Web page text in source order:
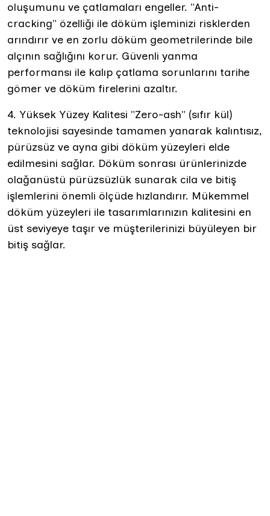
oluşumunu ve çatlamaları engeller. "Anti-
cracking" özelliği ile döküm işleminizi risklerden
arındırır ve en zorlu döküm geometrilerinde bile
alçının sağlığını korur. Güvenli yanma
performansı ile kalıp çatlama sorunlarını tarihe
gömer ve döküm firelerini azaltır.
4. Yüksek Yüzey Kalitesi "Zero-ash" (sıfır kül)
teknolojisi sayesinde tamamen yanarak kalıntısız,
pürüzsüz ve ayna gibi döküm yüzeyleri elde
edilmesini sağlar. Döküm sonrası ürünlerinizde
olağanüstü pürüzsüzlük sunarak cila ve bitiş
işlemlerini önemli ölçüde hızlandırır. Mükemmel
döküm yüzeyleri ile tasarımlarınızın kalitesini en
üst seviyeye taşır ve müşterilerinizi büyüleyen bir
bitiş sağlar.